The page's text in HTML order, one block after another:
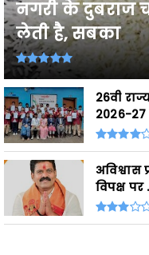
26वी
2026-27
अविश्वास
विपक्ष पर
ADS